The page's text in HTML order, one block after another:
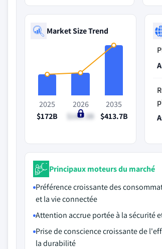
Market Size Trend
2025
$172B
2026
$186.3B
2035
$413.7B
Principaux moteurs du marché
Préférence croissante des
et la vie connectée
Attention accrue portée à la sécurité
Prise de conscience croissante de
la durabilité